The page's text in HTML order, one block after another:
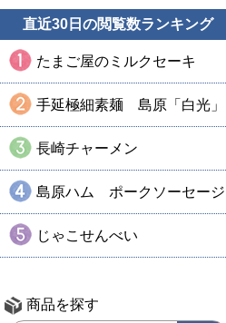
直近30日の閲覧数ランキング
たまご屋のミルクセーキ
手延極細素麺 島原「白光」
長崎チャーメン
島原ハム ポークソーセージ
じゃこせんべい
商品を探す